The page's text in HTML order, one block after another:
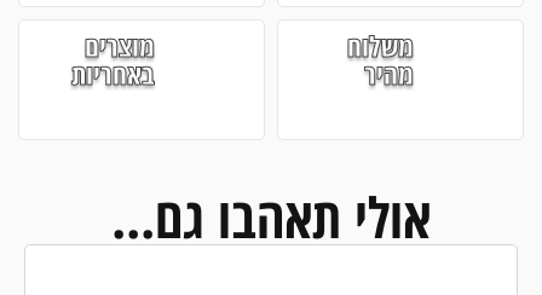
משלוח
מהיר
מוצרים
באחריות
אולי תאהבו גם...